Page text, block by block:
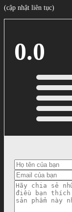
(cập nhật liên tục)
0.0